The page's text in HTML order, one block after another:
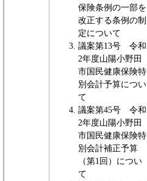
保険条例の一部を
改正する条例の制
定について
議案第13号 令和
2年度山陽小野田
市国民健康保険特
別会計予算につい
て
議案第45号 令和
2年度山陽小野田
市国民健康保険特
別会計補正予算
（第1回）につい
て